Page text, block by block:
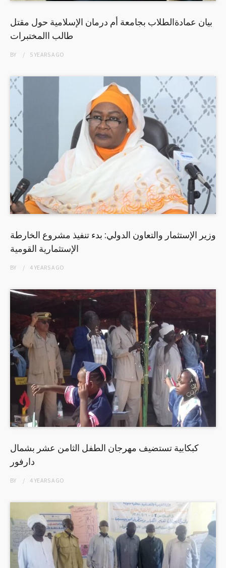
بيان عمادةالطلاب بجامعة أم درمان الإسلامية حول مقتل
طالب االمختبرات
BY 5 YEARSAGO
وزير الإستثمار والتعاون الدولي: بدء تنفيذ مشروع الخارطة
الإستثمارية القومية
BY 4 YEARSAGO
كبكابية تستضيف مهرجان الطفل الثامن عشر بشمال
دارفور
BY 4 YEARSAGO